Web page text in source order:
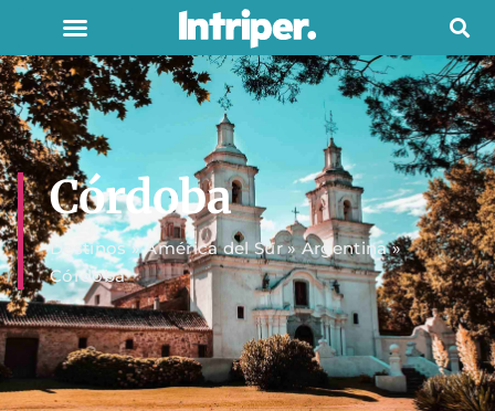
Córdoba
Destinos»América del Sur»Argentina»
Córdoba